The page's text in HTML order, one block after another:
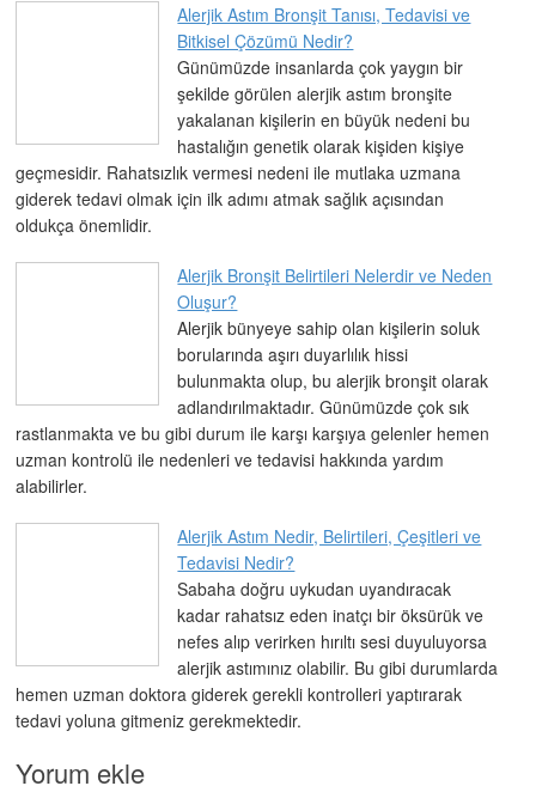
Alerjik Astım Bronşit Tanısı, Tedavisi ve
Bitkisel Çözümü Nedir?
Günümüzde insanlarda çok yaygın bir
şekilde görülen alerjik astım bronşite
yakalanan kişilerin en büyük nedeni bu
hastalığın genetik olarak kişiden kişiye
geçmesidir. Rahatsızlık vermesi nedeni ile mutlaka uzmana
giderek tedavi olmak için ilk adımı atmak sağlık açısından
oldukça önemlidir.
Alerjik Bronşit Belirtileri Nelerdir ve Neden
Oluşur?
Alerjik bünyeye sahip olan kişilerin soluk
borularında aşırı duyarlılık hissi
bulunmakta olup, bu alerjik bronşit olarak
adlandırılmaktadır. Günümüzde çok sık
rastlanmakta ve bu gibi durum ile karşı karşıya gelenler hemen
uzman kontrolü ile nedenleri ve tedavisi hakkında yardım
alabilirler.
Alerjik Astım Nedir, Belirtileri, Çeşitleri ve
Tedavisi Nedir?
Sabaha doğru uykudan uyandıracak
kadar rahatsız eden inatçı bir öksürük ve
nefes alıp verirken hırıltı sesi duyuluyorsa
alerjik astımınız olabilir. Bu gibi durumlarda
hemen uzman doktora giderek gerekli kontrolleri yaptırarak
tedavi yoluna gitmeniz gerekmektedir.
Yorum ekle